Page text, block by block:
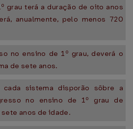
grau terá a duração de oito anos
anualmente, pelo menos 720
no ensino de 1º grau, deverá o
de sete anos.
sistema disporão sôbre a
no ensino de 1º grau de
anos de idade.